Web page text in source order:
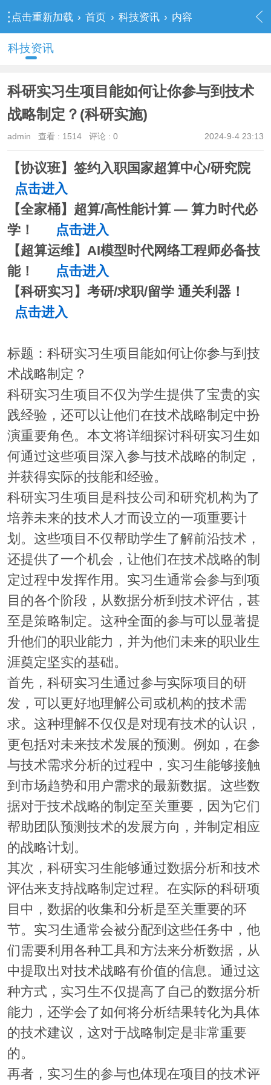
点击重新加载 › 首页 › 科技资讯 › 内容
科技资讯
科研实习生项目能如何让你参与到技术
战略制定？(科研实施)
2024-9-4 23:13
admin 查看 : 1514评论 : 0
【协议班】签约入职国家超算中心/研究院
点击进入
【全家桶】超算/高性能计算 — 算力时代必
学！
点击进入
【超算运维】AI模型时代网络工程师必备技
能！
点击进入
【科研实习】考研/求职/留学 通关利器！
点击进入
标题：科研实习生项目能如何让你参与到技
术战略制定？
科研实习生项目不仅为学生提供了宝贵的实
践经验，还可以让他们在技术战略制定中扮
演重要角色。本文将详细探讨科研实习生如
何通过这些项目深入参与技术战略的制定，
并获得实际的技能和经验。
科研实习生项目是科技公司和研究机构为了
培养未来的技术人才而设立的一项重要计
划。这些项目不仅帮助学生了解前沿技术，
还提供了一个机会，让他们在技术战略的制
定过程中发挥作用。实习生通常会参与到项
目的各个阶段，从数据分析到技术评估，甚
至是策略制定。这种全面的参与可以显著提
升他们的职业能力，并为他们未来的职业生
涯奠定坚实的基础。
首先，科研实习生通过参与实际项目的研
发，可以更好地理解公司或机构的技术需
求。这种理解不仅仅是对现有技术的认识，
更包括对未来技术发展的预测。例如，在参
与技术需求分析的过程中，实习生能够接触
到市场趋势和用户需求的最新数据。这些数
据对于技术战略的制定至关重要，因为它们
帮助团队预测技术的发展方向，并制定相应
的战略计划。
其次，科研实习生能够通过数据分析和技术
评估来支持战略制定过程。在实际的科研项
目中，数据的收集和分析是至关重要的环
节。实习生通常会被分配到这些任务中，他
们需要利用各种工具和方法来分析数据，从
中提取出对技术战略有价值的信息。通过这
种方式，实习生不仅提高了自己的数据分析
能力，还学会了如何将分析结果转化为具体
的技术建议，这对于战略制定是非常重要
的。
再者，实习生的参与也体现在项目的技术评